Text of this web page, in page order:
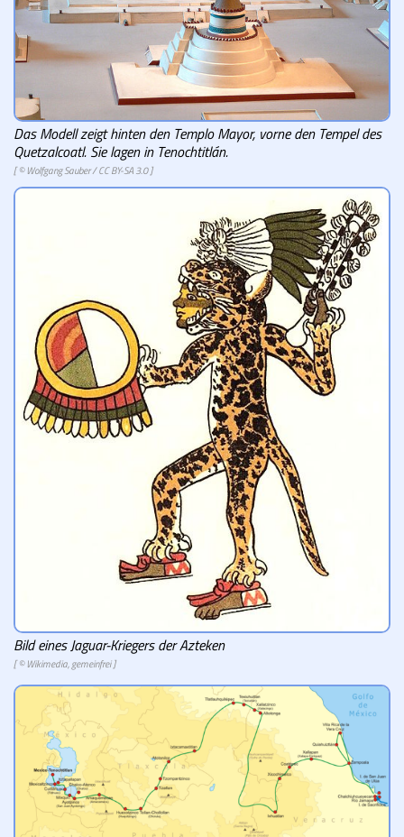
Das Modell zeigt hinten den Templo Mayor, vorne den Tempel des
Quetzalcoatl. Sie lagen in Tenochtitlán.
[ © Wolfgang Sauber /CC BY-SA 3.0]
Bild eines Jaguar-Kriegers der Azteken
[ © Wikimedia, gemeinfrei ]